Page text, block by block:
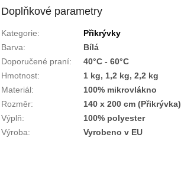
Doplňkové parametry
Kategorie:
Přikrývky
Barva:
Bílá
Doporučené praní:
40°C - 60°C
Hmotnost:
1 kg, 1,2 kg, 2,2 kg
Materiál:
100% mikrovlákno
Rozměr:
140 x 200 cm (Přikrývka)
Výplň:
100% polyester
Výroba: Vyrobeno v EU